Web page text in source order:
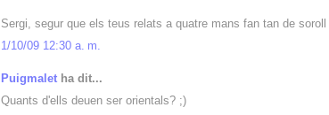
Sergi, segur que els teus relats a quatre mans fan tan de
1/10/09 12:30 a. m.
Puigmalet ha dit...
Quants d'ells deuen ser orientals? ;)